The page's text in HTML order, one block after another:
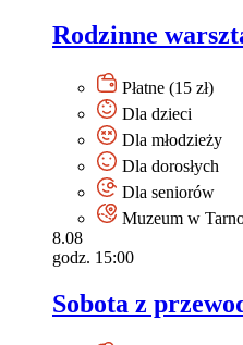
Rodzinne
Płatne (15 zł)
Dla dzieci
Dla młodzieży
Dla dorosłych
Dla seniorów
Muzeum w
8.08
godz. 15:00
Sobota z